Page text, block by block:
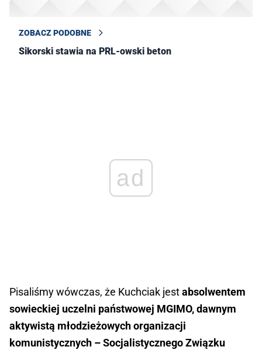
ZOBACZ PODOBNE
Sikorski stawia na PRL-owski beton
ad
Pisaliśmy wówczas, że Kuchciak jestabsolwentem
sowieckiej uczelni państwowej MGIMO, dawnym
aktywistą młodzieżowych organizacji
komunistycznych – Socjalistycznego Związku